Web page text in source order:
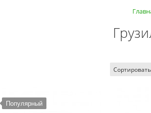
Сортировать
Популярный